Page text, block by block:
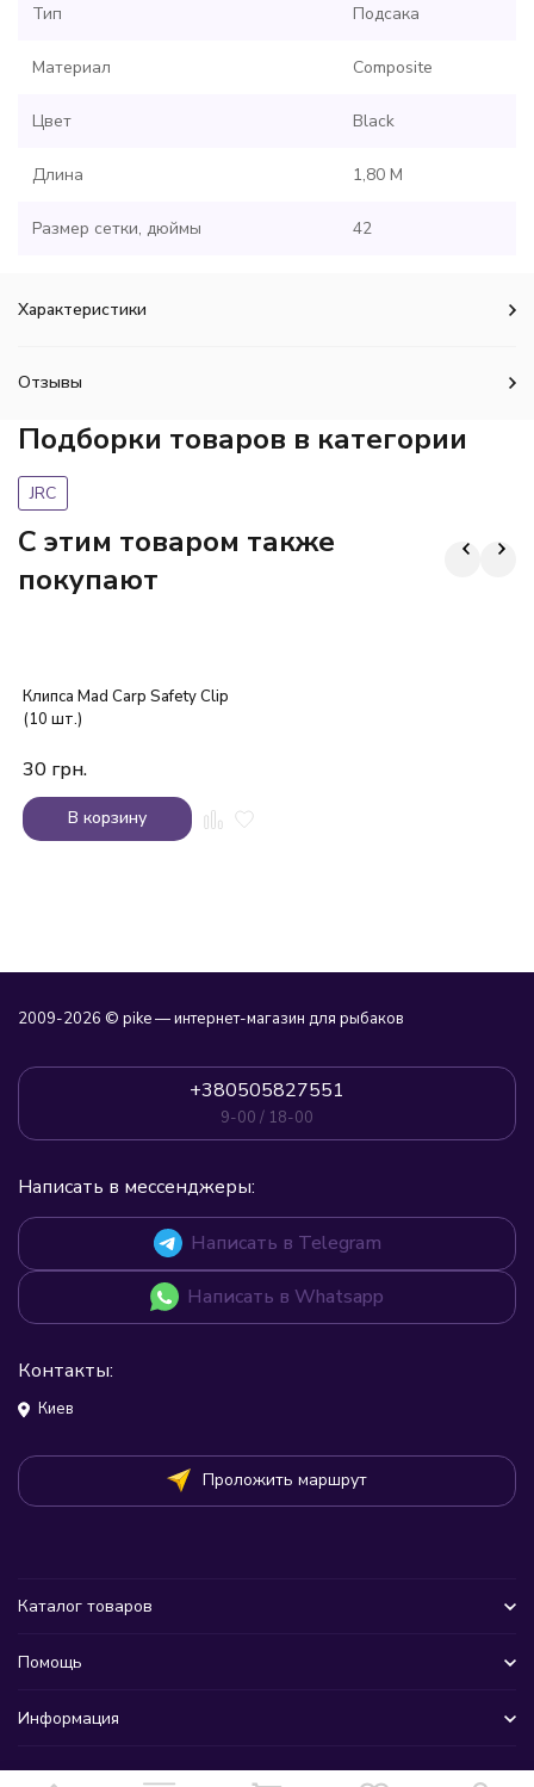
Тип Подсака
Материал Composite
Цвет Black
Длина 1,80 M
Размер сетки, дюймы 42
Характеристики
Отзывы
Подборки товаров в категории
JRC
C этим товаром также
покупают
Клипса Mad Carp Safety Clip
(10 шт.)
30 грн.
В корзину
2009-2026 © pike — интернет-магазин для рыбаков
+380505827551
9-00 / 18-00
Написать в мессенджеры:
Написать в Telegram
Написать в Whatsapp
Контакты:
Киев
Проложить маршрут
Каталог товаров
Помощь
Информация